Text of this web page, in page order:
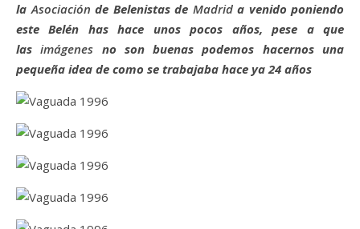
laAsociación de Belenistas de Madrida venido poniendo
este Belén has hace unos pocos años, pese a que
lasimágenes no son buenas podemos hacernos una
pequeña idea de como se trabajaba hace ya 24 años